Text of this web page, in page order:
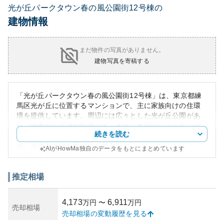
光が丘パークタウン春の風公園街12号棟の
建物情報
まだ物件の写真がありません。
建物写真を寄稿する
「光が丘パークタウン春の風公園街12号棟」は、東京都練
馬区光が丘に位置するマンションで、主に家族向けの住環
境を提供しています。周辺には広々とした光が丘公園があ
り、緑豊かな環境が特徴です。また、大型のショッピング
センターや飲食店、医療施設も徒歩圏内に位置しているた
め、生活利便性が高い点も魅力です。
上10階建てで、一部の部屋からは公園の眺めも楽しむこと
力で底堅いですが、築年数や経済環境によって変動する可
能性があります。購入を検討する際には、築年数による価
続きを読む
AIがHowMa独自のデータをもとにまとめています
推定相場
売却相場
4,173万円 〜 6,911万円
売却相場の変動履歴を見る